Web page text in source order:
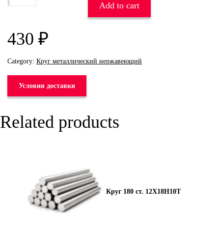
430 ₽
Add to cart
Category: Круг металлический нержавеющий
Условия доставки
Related products
Круг 180 ст. 12Х18Н10Т